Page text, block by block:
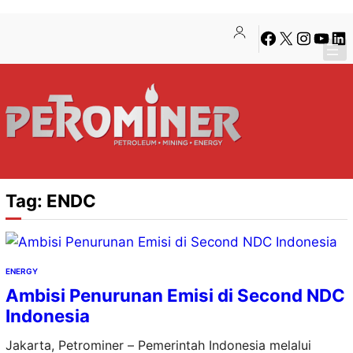
konten
content
Facebook
X Instagram
Tag: ENDC
ENERGY
Ambisi Penurunan Emisi di Second NDC
Indonesia
Jakarta, Petrominer – Pemerintah Indonesia melalui